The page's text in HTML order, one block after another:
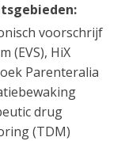
voorschrijf
(EVS), HiX
Parenteralia
drug
(TDM)